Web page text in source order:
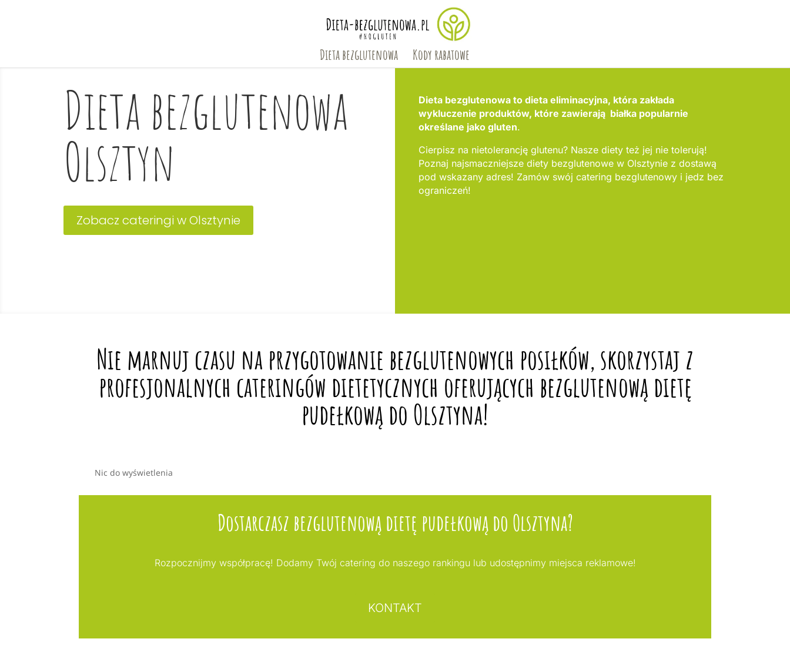
Dieta bezglutenowa Kody rabatowe
Dieta bezglutenowa
Olsztyn
Zobacz cateringi w Olsztynie
Dieta bezglutenowa to dieta eliminacyjna, która zakłada
wykluczenie produktów, które zawierają białka popularnie
określane jako gluten.
Cierpisz na nietolerancję glutenu? Nasze diety też jej nie tolerują!
Poznaj najsmaczniejsze diety bezglutenowe w Olsztynie z dostawą
pod wskazany adres! Zamów swój catering bezglutenowy i jedz bez
ograniczeń!
Nie marnuj czasu na przygotowanie bezglutenowych posiłków, skorzystaj z
profesjonalnych cateringów dietetycznych oferujących bezglutenową dietę
pudełkową do Olsztyna!
Nic do wyświetlenia
Dostarczasz bezglutenową dietę pudełkową do Olsztyna?
Rozpocznijmy współpracę! Dodamy Twój catering do naszego rankingu lub udostępnimy miejsca reklamowe!
KONTAKT